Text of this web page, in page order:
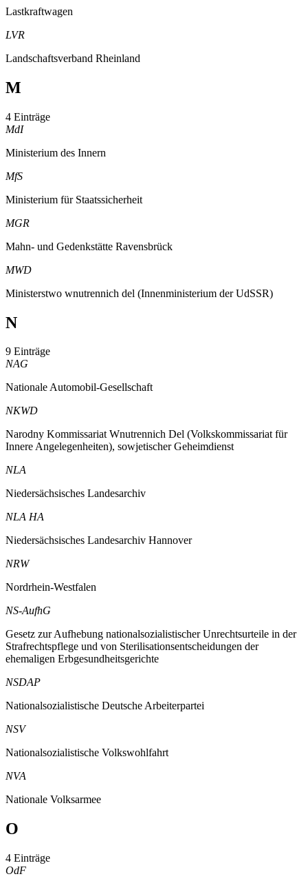
Lastkraftwagen
LVR
Landschaftsverband Rheinland
M
4 Einträge
MdI
Ministerium des Innern
MfS
Ministerium für Staatssicherheit
MGR
Mahn- und Gedenkstätte Ravensbrück
MWD
Ministerstwo wnutrennich del (Innenministerium der UdSSR)
N
9 Einträge
NAG
Nationale Automobil-Gesellschaft
NKWD
Narodny Kommissariat Wnutrennich Del (Volkskommissariat für
Innere Angelegenheiten), sowjetischer Geheimdienst
NLA
Niedersächsisches Landesarchiv
NLA HA
Niedersächsisches Landesarchiv Hannover
NRW
Nordrhein-Westfalen
NS-AufhG
Gesetz zur Aufhebung nationalsozialistischer Unrechtsurteile in der
Strafrechtspflege und von Sterilisationsentscheidungen der
ehemaligen Erbgesundheitsgerichte
NSDAP
Nationalsozialistische Deutsche Arbeiterpartei
NSV
Nationalsozialistische Volkswohlfahrt
NVA
Nationale Volksarmee
O
4 Einträge
OdF